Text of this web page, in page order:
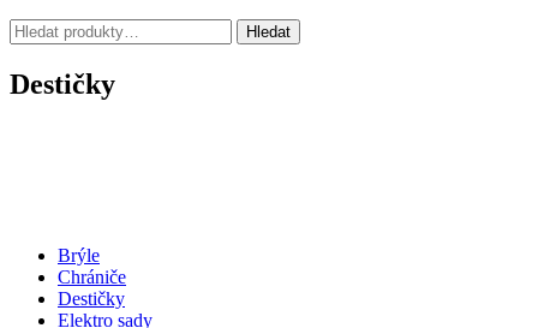
Hledat:
Hledat
Destičky
Brýle
Chrániče
Destičky
Elektro sady